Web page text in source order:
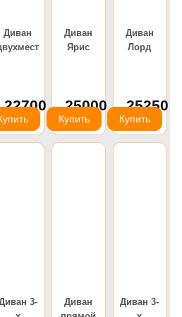
Диван
22700
руб.
Диван
Ярис
25000
руб.
Купить
Диван
Лорд
25250
руб.
Купить
3-
Диван
Диван 3-